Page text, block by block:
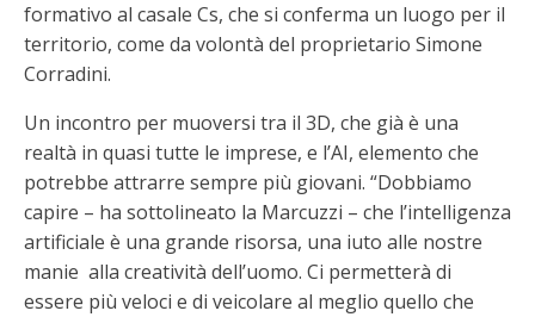
formativo al casale Cs, che si conferma un luogo per il
territorio, come da volontà del proprietario Simone
Corradini.
Un incontro per muoversi tra il 3D, che già è una
realtà in quasi tutte le imprese, e l’AI, elemento che
potrebbe attrarre sempre più giovani. “Dobbiamo
capire – ha sottolineato la Marcuzzi – che l’intelligenza
artificiale è una grande risorsa, una iuto alle nostre
manie alla creatività dell’uomo. Ci permetterà di
essere più veloci e di veicolare al meglio quello che